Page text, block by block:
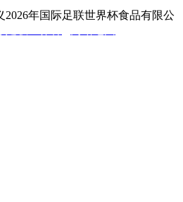
2026年国际足联世界杯食品有限公